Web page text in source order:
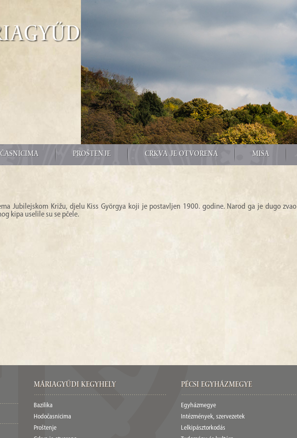
PROŠTENJE CRKVA JE OTVORENA MISA
Jubilejskom Križu, djelu Kiss Györgya koji je postavljen 1900. godine. Narod ga je dugo zvao
kipa uselile su se pčele.
Máriagyűdi Kegyhely
Bazilika
Hodočasnicima
Proštenje
Pécsi egyházmegye
Egyházmegye
Intézmények, szervezetek
Lelkipásztorkodás